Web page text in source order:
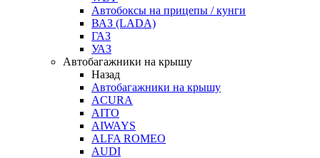
Автобоксы на прицепы / кунги
ВАЗ (LADA)
ГАЗ
УАЗ
Автобагажники на крышу
Назад
Автобагажники на крышу
ACURA
AITO
AIWAYS
ALFA ROMEO
AUDI